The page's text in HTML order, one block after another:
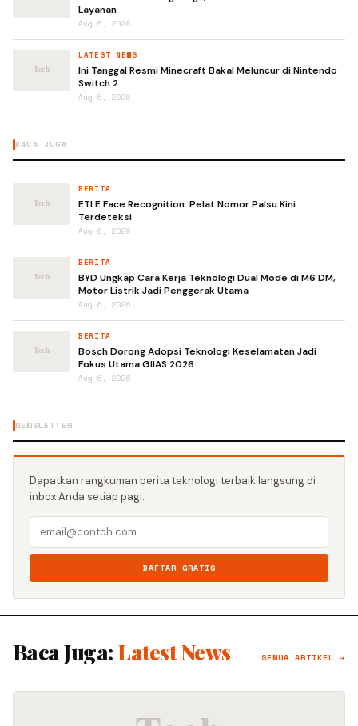
Layanan
Aug 5, 2026
LATEST NEWS
Ini Tanggal Resmi Minecraft Bakal Meluncur di Nintendo
Switch 2
Aug 6, 2026
BACA JUGA
BERITA
ETLE Face Recognition: Pelat Nomor Palsu Kini
Terdeteksi
Aug 6, 2026
BERITA
BYD Ungkap Cara Kerja Teknologi Dual Mode di M6 DM,
Motor Listrik Jadi Penggerak Utama
Aug 6, 2026
BERITA
Bosch Dorong Adopsi Teknologi Keselamatan Jadi
Fokus Utama GIIAS 2026
Aug 6, 2026
NEWSLETTER
Dapatkan rangkuman berita teknologi terbaik langsung di
inbox Anda setiap pagi.
DAFTAR GRATIS
Baca Juga: Latest News SEMUA ARTIKEL →